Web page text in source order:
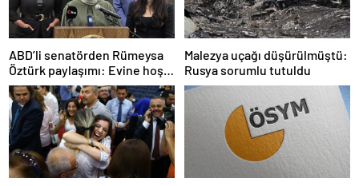
ABD’li senatörden Rümeysa
Öztürk paylaşımı: Evine hoş
geldin!
Malezya uçağı düşürülmüştü:
Rusya sorumlu tutuldu